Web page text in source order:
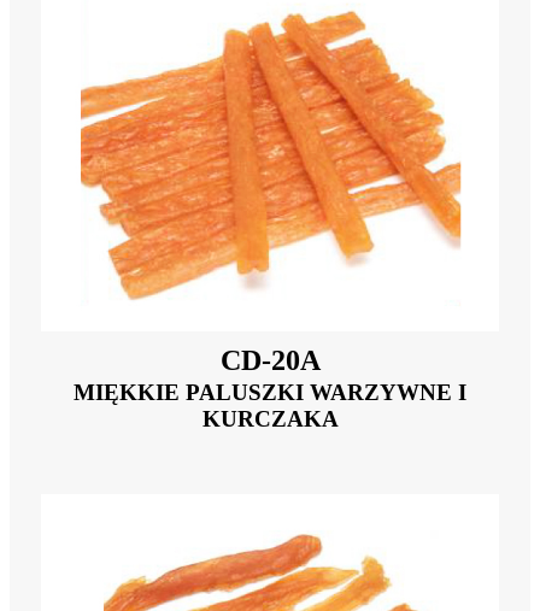
CD-20A
MIĘKKIE PALUSZKI WARZYWNE I
KURCZAKA